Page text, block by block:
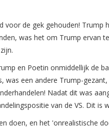
de gek gehouden! Trump
was het om Trump ervan
en Poetin onmiddellijk de
was een andere Trump-
Nadat dit was
van de VS. Dit is
doen, en het 'onrealistische